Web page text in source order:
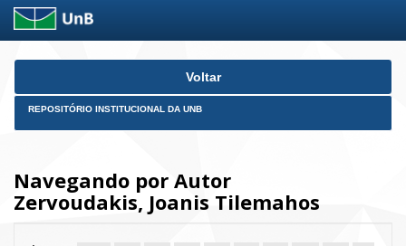
Skip
Voltar
REPOSITÓRIO INSTITUCIONAL DA UNB
Navegando por Autor
Zervoudakis, Joanis Tilemahos